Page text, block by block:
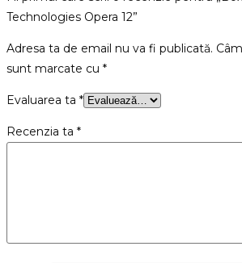
Technologies Opera 12”
Adresa ta de email nu va fi publicată.
sunt marcate cu *
Evaluarea ta *
Recenzia ta *